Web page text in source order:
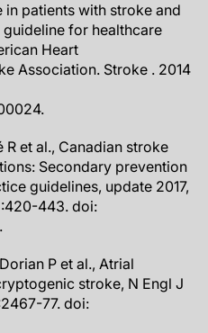
patients with stroke and
for healthcare
Heart
Association. Stroke . 2014
R et al., Canadian stroke
Secondary prevention
guidelines, update 2017,
443. doi:
P et al., Atrial
stroke, N Engl J
77. doi: